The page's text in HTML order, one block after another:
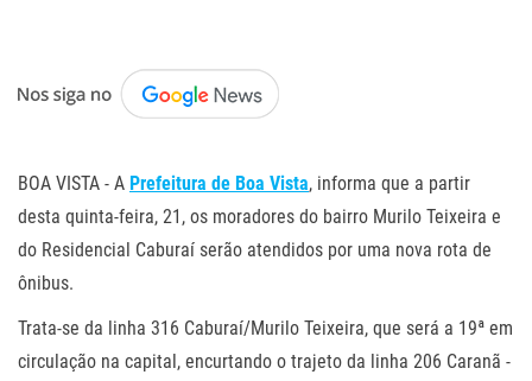
BOA VISTA - A Prefeitura de Boa Vista, informa que a partir
desta quinta-feira, 21, os moradores do bairro Murilo Teixeira e
do Residencial Caburaí serão atendidos por uma nova rota de
ônibus.
Trata-se da linha 316 Caburaí/Murilo Teixeira, que será a 19ª em
circulação na capital, encurtando o trajeto da linha 206 Caranã -